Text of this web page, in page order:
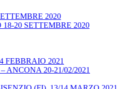
2020
20 SETTEMBRE 2020
2021
ANCONA 20-21/02/2021